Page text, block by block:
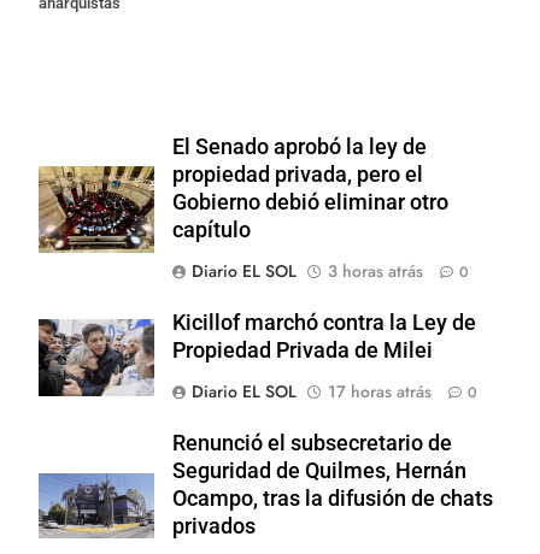
El Senado aprobó la ley de
propiedad privada, pero el
Gobierno debió eliminar otro
capítulo
Diario EL SOL
3 horas atrás 0
Kicillof marchó contra la Ley de
Propiedad Privada de Milei
Diario EL SOL
17 horas atrás 0
Renunció el subsecretario de
Seguridad de Quilmes, Hernán
Ocampo, tras la difusión de chats
privados